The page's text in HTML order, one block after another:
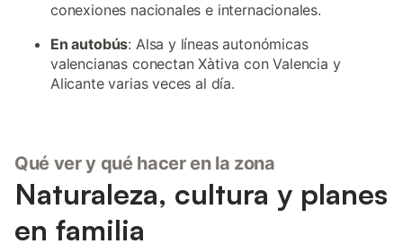
conexiones nacionales e internacionales.
En autobús: Alsa y líneas autonómicas
valencianas conectan Xàtiva con Valencia y
Alicante varias veces al día.
Qué ver y qué hacer en la zona
Naturaleza, cultura y planes
en familia